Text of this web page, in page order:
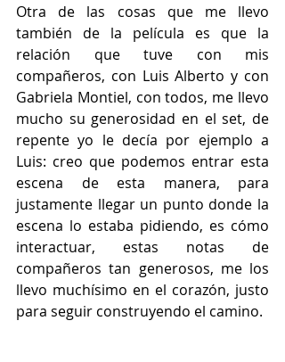
Otra de las cosas que me llevo
también de la película es que la
relación que tuve con mis
compañeros, con Luis Alberto y con
Gabriela Montiel, con todos, me llevo
mucho su generosidad en el set, de
repente yo le decía por ejemplo a
Luis: creo que podemos entrar esta
escena de esta manera, para
justamente llegar un punto donde la
escena lo estaba pidiendo, es cómo
interactuar, estas notas de
compañeros tan generosos, me los
llevo muchísimo en el corazón, justo
para seguir construyendo el camino.